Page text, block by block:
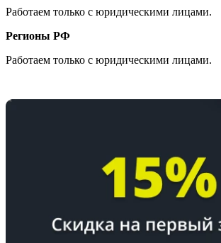
Работаем только с юридическими лицами.
Регионы РФ
Работаем только с юридическими лицами.